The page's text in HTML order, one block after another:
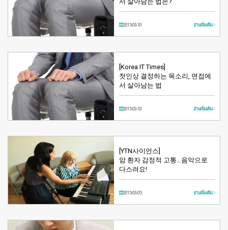
2015-03-10 อ่านเพิ่มเติม >
[Korea IT Times]
첫인상 결정하는 목소리, 면접에
서 살아남는 법
2015-03-10 อ่านเพิ่มเติม >
[YTN사이언스]
암 환자 감정적 고통…음악으로
다스려요!
2015-03-05 อ่านเพิ่มเติม >